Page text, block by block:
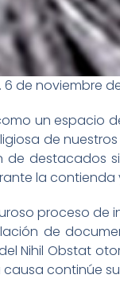
de noviembre de
un espacio
de
destacados
la contienda
proceso
de
Nihil Obstat
continúe